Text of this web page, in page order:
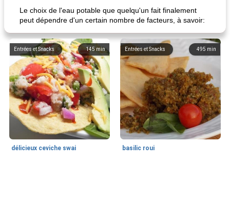
Le choix de l'eau potable que quelqu'un fait finalement
peut dépendre d'un certain nombre de facteurs, à savoir:
145 min
Entrées et Snacks
délicieux ceviche swai
495 min
Entrées et Snacks
basilic roui